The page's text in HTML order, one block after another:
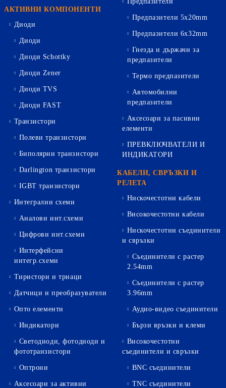
АКТИВНИ КОМПОНЕНТИ
Диоди
Диоди
Диоди Schottky
Диоди Zener
Диоди TVS
Диоди FAST
Транзистори
Полеви транзистори
Биполярни транзистори
Darlington транзистори
IGBT транзистори
Интегрални схеми
Аналови инт.схеми
Цифрови инт.схеми
Интерфейсни
интегр.схеми
Тиристори и триаци
Датчици и преобразуватели
Опто елементи
Индикатори
Светодиоди, фотодиоди и
фототранзистори
Оптрони
Аксесоари за активни
Предпазители 5х20mm
Предпазители 6х32mm
Гнезда и държачи за
предпазители
Термо предпазители
Автомобилни
предпазители
Аксесоари за пасивни
елементи
ПРЕВКЛЮЧВАТЕЛИ И
ИНДИКАТОРИ
КАБЕЛИ, СВРЪЗКИ И
РЕЛЕТА
Нискочестотни кабели
Високочестотни кабели
Нискочестотни съединители
и свръзки
Съединители с растер
2.54mm
Съединители с растер
3.96mm
Аудио-видео съединители
Бързи връзки и клеми
Високочестотни
съединители и свръзки
BNC съединители
TNC съединители